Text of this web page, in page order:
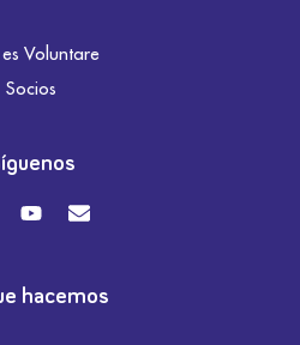
Voluntare
Socios
hacemos